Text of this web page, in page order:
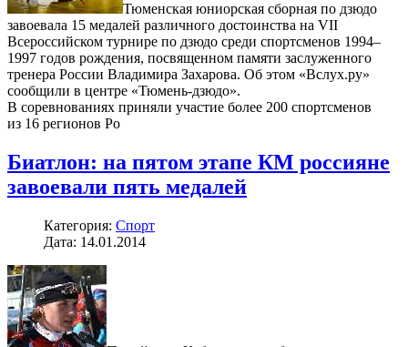
Тюменская юниорская сборная по дзюдо
завоевала 15 медалей различного достоинства на VII
Всероссийском турнире по дзюдо среди спортсменов 1994–
1997 годов рождения, посвященном памяти заслуженного
тренера России Владимира Захарова. Об этом «Вслух.ру»
сообщили в центре «Тюмень-дзюдо».
В соревнованиях приняли участие более 200 спортсменов
из 16 регионов Ро
Биатлон: на пятом этапе КМ россияне
завоевали пять медалей
Категория: Спорт
Дата: 14.01.2014